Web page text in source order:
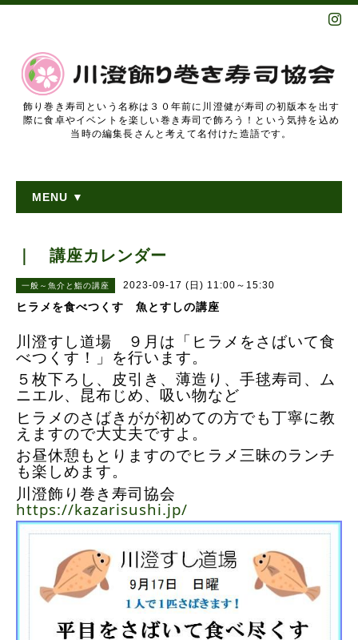
飾り巻き寿司という名称は３０年前に川澄健が寿司の初版本を出す
際に食卓やイベントを楽しい巻き寿司で飾ろう！という気持を込め
当時の編集長さんと考えて名付けた造語です。
MENU ▼
｜ 講座カレンダー
一般～魚介と鮨の講座 2023-09-17 (日) 11:00～15:30
ヒラメを食べつくす 魚とすしの講座
川澄すし道場 ９月は「ヒラメをさばいて食
べつくす！」を行います。
５枚下ろし、皮引き、薄造り、手毬寿司、ム
ニエル、昆布じめ、吸い物など
ヒラメのさばきがが初めての方でも丁寧に教
えますので大丈夫ですよ。
お昼休憩もとりますのでヒラメ三昧のランチ
も楽しめます。
川澄飾り巻き寿司協会
https://kazarisushi.jp/